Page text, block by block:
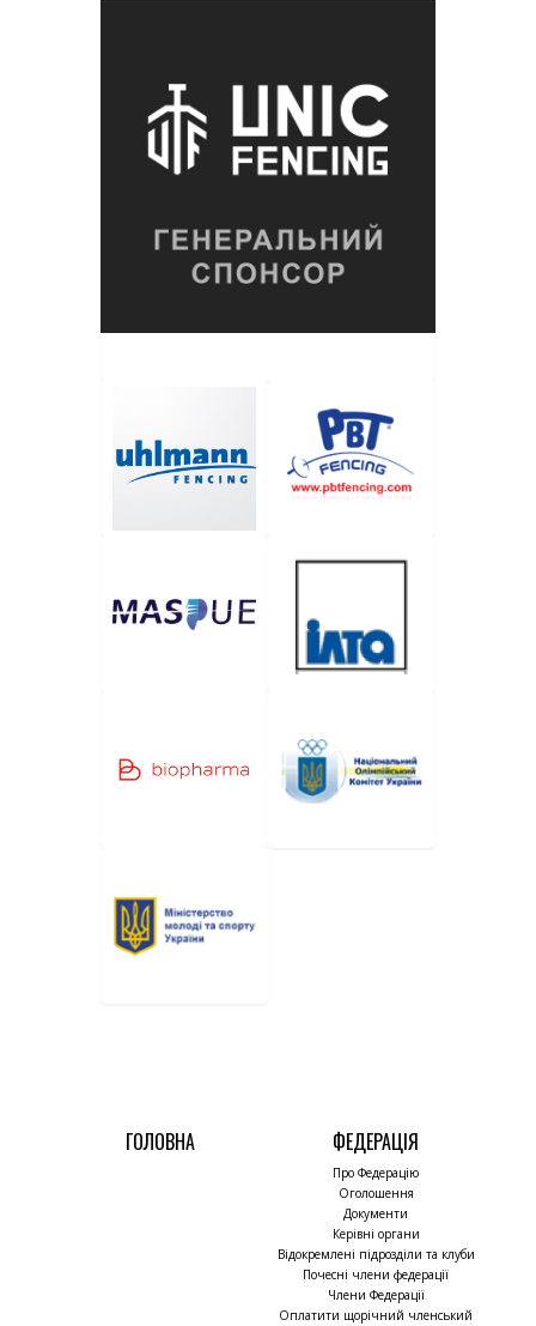
ГОЛОВНА ФЕДЕРАЦІЯ
Про Федерацію
Оголошення
Документи
Керівні органи
Відокремлені підрозділи та клуби
Почесні члени федерації
Члени Федерації
Оплатити щорічний членський